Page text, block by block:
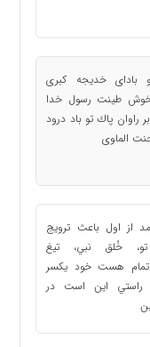
باداى خديجه كبرى
طينت رسول خدا
راوان پاك تو باد درود
الماوى
از اول باعث ترويج
خُلق نبي، تيغ
تمام هست خود يکسر
راستي اين است در